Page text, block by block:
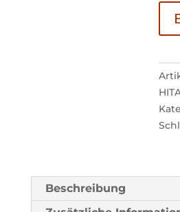
Beschreibung